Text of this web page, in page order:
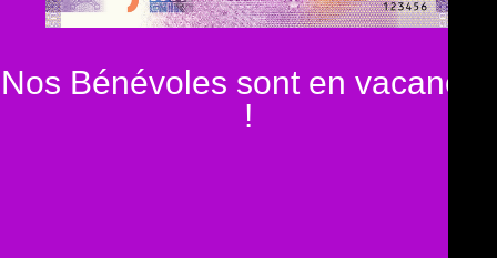
Nos Bénévoles sont en vacances
!